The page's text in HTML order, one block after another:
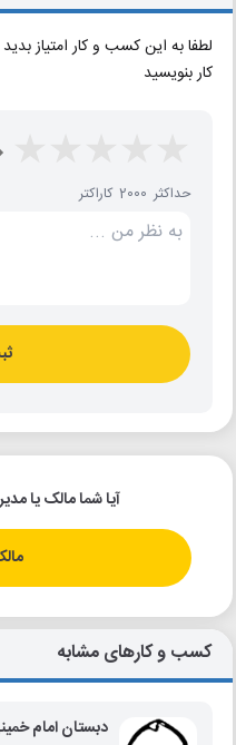
لطفا به این کسب و کار امتیاز
کار بنویسید
حداکثر 2000 کاراکتر
آیا شما مالک یا
کسب و کارهای مشابه
دبستان امام